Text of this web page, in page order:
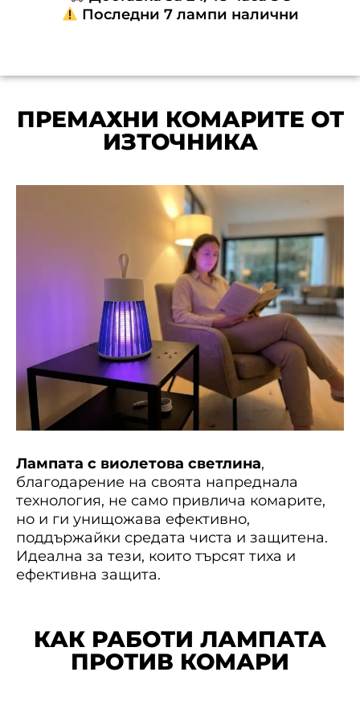
Последни 7 лампи налични
ПРЕМАХНИ КОМАРИТЕ ОТ
ИЗТОЧНИКА
Лампата с виолетова светлина,
благодарение на своята напреднала
технология, не само привлича комарите,
но и ги унищожава ефективно,
поддържайки средата чиста и защитена.
Идеална за тези, които търсят тиха и
ефективна защита.
КАК РАБОТИ ЛАМПАТА
ПРОТИВ КОМАРИ